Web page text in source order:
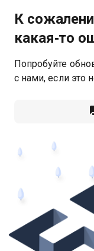
К
какая‑то
Попробуйте
с нами, если это